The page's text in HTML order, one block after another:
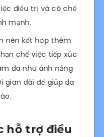
điều trị và có chế
mạnh.
nên kết hợp thêm
chế việc tiếp xúc
da như ánh nắng
gian dài để giúp da
hỗ trợ điều